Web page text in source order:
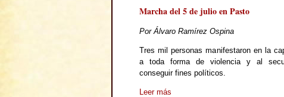
Marcha del 5 de julio en Pasto
Por Álvaro Ramírez Ospina
Tres mil personas manifestaron en la
a toda forma de violencia y al
conseguir fines políticos.
Leer más